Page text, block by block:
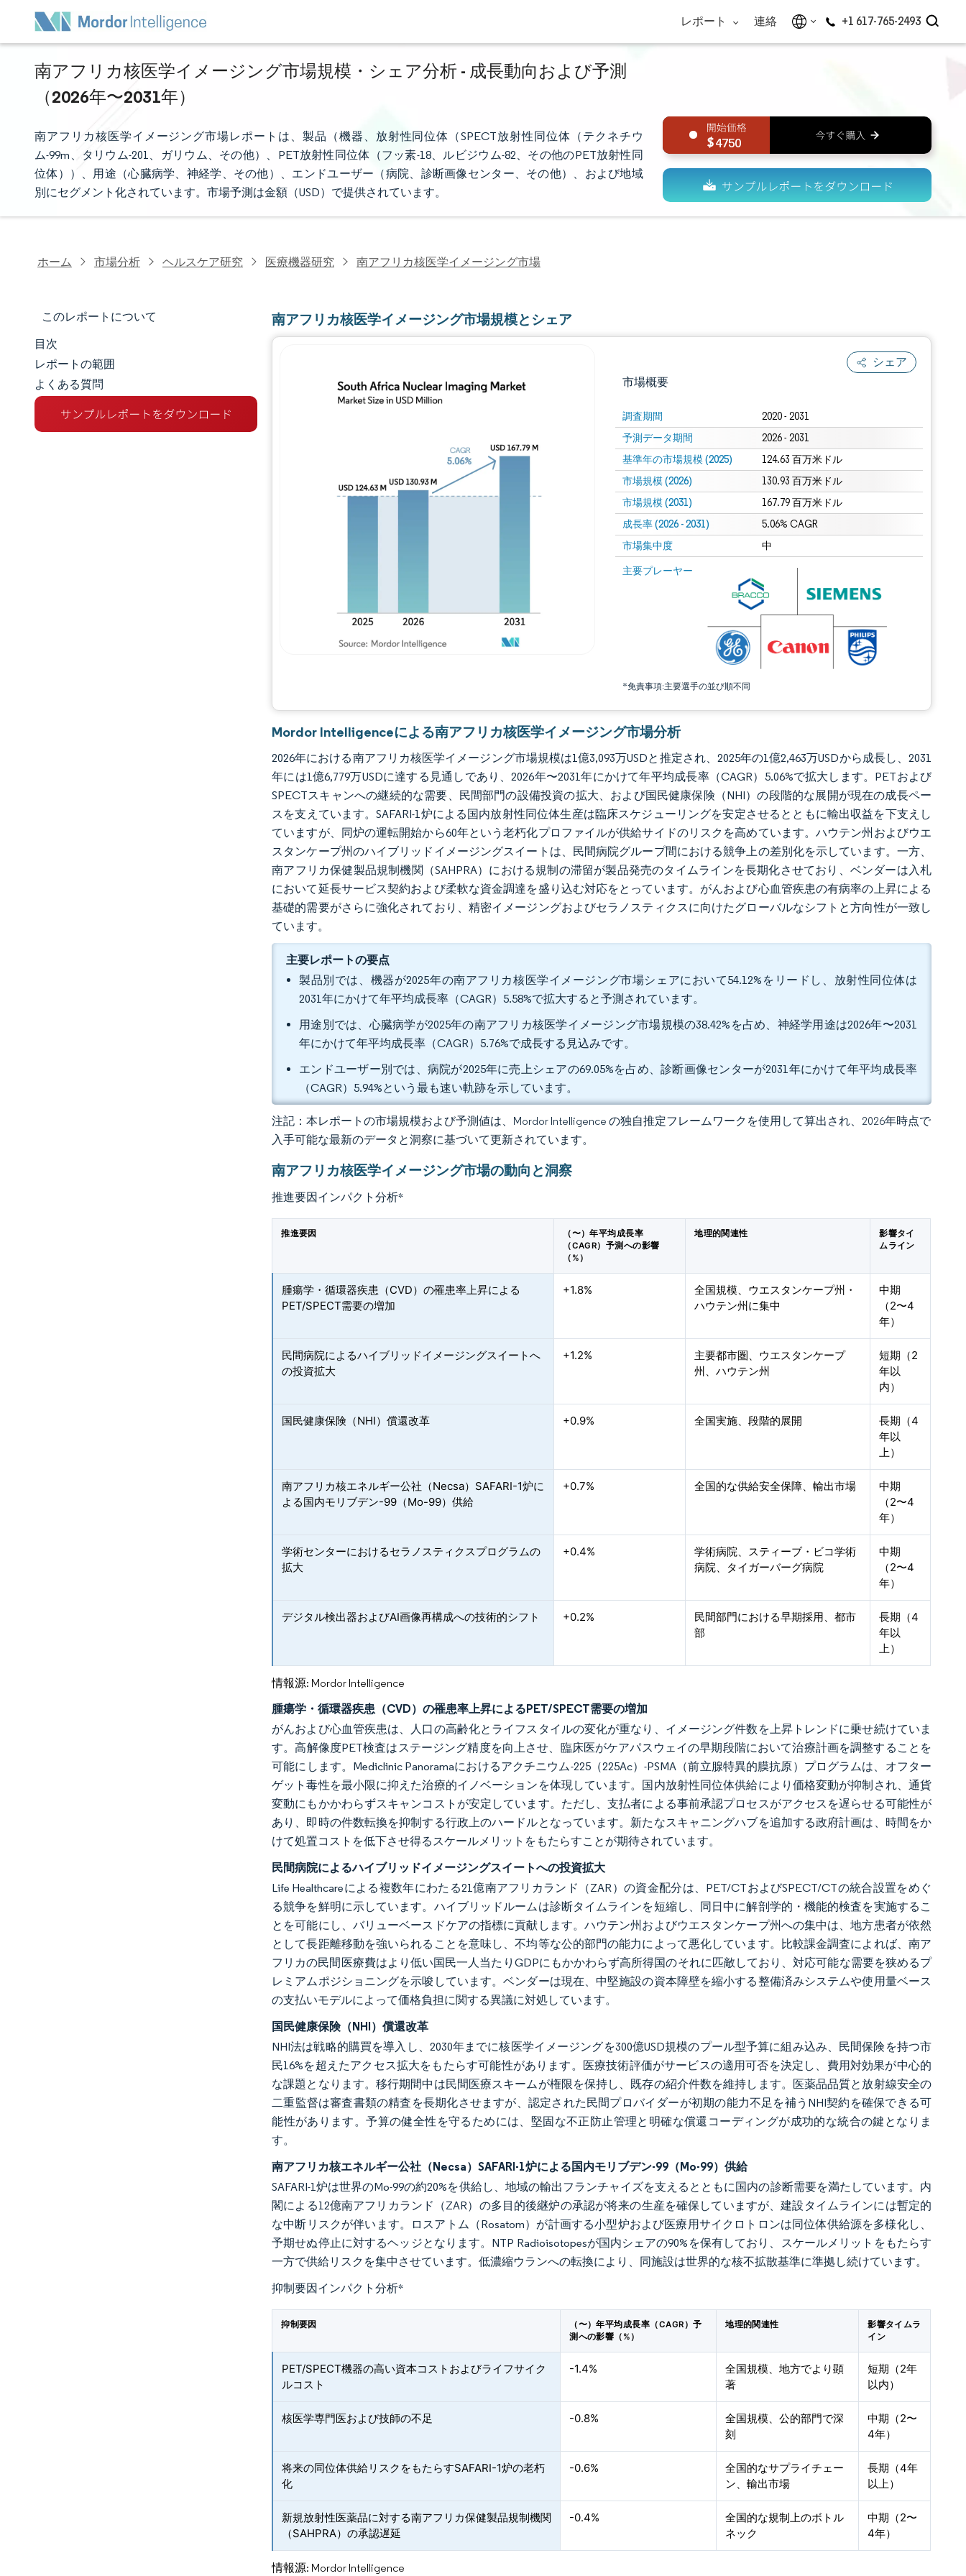
レポート 連絡 +1 617-765-2493
南アフリカ核医学イメージング市場規模・シェア分析 - 成長動向および予測
（2026年〜2031年）
南アフリカ核医学イメージング市場レポートは、製品（機器、放射性同位体（SPECT放射性同位体（テクネチウ
ム-99m、タリウム-201、ガリウム、その他）、PET放射性同位体（フッ素-18、ルビジウム-82、その他のPET放射性同
位体））、用途（心臓病学、神経学、その他）、エンドユーザー（病院、診断画像センター、その他）、および地域
別にセグメント化されています。市場予測は金額（USD）で提供されています。
4750
ホーム 市場分析 ヘルスケア研究 医療機器研究 南アフリカ核医学イメージング市場
このレポートについて
市場規模とシェア
市場分析
トレンドとインサイト
目次
レポートの範囲
よくある質問
南アフリカ核医学イメージング市場規模とシェア
シェア
市場概要
調査期間 2020 - 2031
予測データ期間 2026 - 2031
基準年の市場規模 (2025) 124.63 百万米ドル
市場規模 (2026) 130.93 百万米ドル
市場規模 (2031) 167.79 百万米ドル
成長率 (2026 - 2031) 5.06% CAGR
市場集中度 中
主要プレーヤー
*免責事項:主要選手の並び順不同
画像 © Mordor Intelligence。再利用にはCC BY 4.0の表示が必要です。
画像 © Mordor Intelligence。再利用にはCC BY 4.0の表示が必要です。
Mordor Intelligenceによる南アフリカ核医学イメージング市場分析
2026年における南アフリカ核医学イメージング市場規模は1億3,093万USDと推定され、2025年の1億2,463万USDから成長し、2031
年には1億6,779万USDに達する見通しであり、2026年〜2031年にかけて年平均成長率（CAGR）5.06%で拡大します。PETおよび
SPECTスキャンへの継続的な需要、民間部門の設備投資の拡大、および国民健康保険（NHI）の段階的な展開が現在の成長ペー
スを支えています。SAFARI-1炉による国内放射性同位体生産は臨床スケジューリングを安定させるとともに輸出収益を下支えし
ていますが、同炉の運転開始から60年という老朽化プロファイルが供給サイドのリスクを高めています。ハウテン州およびウエ
スタンケープ州のハイブリッドイメージングスイートは、民間病院グループ間における競争上の差別化を示しています。一方、
南アフリカ保健製品規制機関（SAHPRA）における規制の滞留が製品発売のタイムラインを長期化させており、ベンダーは入札
において延長サービス契約および柔軟な資金調達を盛り込む対応をとっています。がんおよび心血管疾患の有病率の上昇による
基礎的需要がさらに強化されており、精密イメージングおよびセラノスティクスに向けたグローバルなシフトと方向性が一致し
ています。
主要レポートの要点
製品別では、機器が2025年の南アフリカ核医学イメージング市場シェアにおいて54.12%をリードし、放射性同位体は
2031年にかけて年平均成長率（CAGR）5.58%で拡大すると予測されています。
用途別では、心臓病学が2025年の南アフリカ核医学イメージング市場規模の38.42%を占め、神経学用途は2026年〜2031
年にかけて年平均成長率（CAGR）5.76%で成長する見込みです。
エンドユーザー別では、病院が2025年に売上シェアの69.05%を占め、診断画像センターが2031年にかけて年平均成長率
（CAGR）5.94%という最も速い軌跡を示しています。
注記：本レポートの市場規模および予測値は、Mordor Intelligence の独自推定フレームワークを使用して算出され、2026年時点で
入手可能な最新のデータと洞察に基づいて更新されています。
南アフリカ核医学イメージング市場の動向と洞察
推進要因インパクト分析*
推進要因
（〜）年平均成長率
（CAGR）予測への影響
（%）
地理的関連性
影響タイ
ムライン
腫瘍学・循環器疾患（CVD）の罹患率上昇による
PET/SPECT需要の増加
+1.8%
全国規模、ウエスタンケープ州・
ハウテン州に集中
中期
（2〜4
年）
民間病院によるハイブリッドイメージングスイートへ
の投資拡大
+1.2%
主要都市圏、ウエスタンケープ
州、ハウテン州
短期（2
年以
内）
国民健康保険（NHI）償還改革 +0.9% 全国実施、段階的展開
長期（4
年以
上）
南アフリカ核エネルギー公社（Necsa）SAFARI-1炉に
よる国内モリブデン-99（Mo-99）供給
+0.7% 全国的な供給安全保障、輸出市場
中期
（2〜4
年）
学術センターにおけるセラノスティクスプログラムの
拡大
+0.4%
学術病院、スティーブ・ビコ学術
病院、タイガーバーグ病院
中期
（2〜4
年）
デジタル検出器およびAI画像再構成への技術的シフト +0.2%
民間部門における早期採用、都市
部
長期（4
年以
上）
情報源: Mordor Intelligence
腫瘍学・循環器疾患（CVD）の罹患率上昇によるPET/SPECT需要の増加
がんおよび心血管疾患は、人口の高齢化とライフスタイルの変化が重なり、イメージング件数を上昇トレンドに乗せ続けていま
す。高解像度PET検査はステージング精度を向上させ、臨床医がケアパスウェイの早期段階において治療計画を調整することを
可能にします。Mediclinic Panoramaにおけるアクチニウム-225（225Ac）-PSMA（前立腺特異的膜抗原）プログラムは、オフター
ゲット毒性を最小限に抑えた治療的イノベーションを体現しています。国内放射性同位体供給により価格変動が抑制され、通貨
変動にもかかわらずスキャンコストが安定しています。ただし、支払者による事前承認プロセスがアクセスを遅らせる可能性が
あり、即時の件数転換を抑制する行政上のハードルとなっています。新たなスキャニングハブを追加する政府計画は、時間をか
けて処置コストを低下させ得るスケールメリットをもたらすことが期待されています。
民間病院によるハイブリッドイメージングスイートへの投資拡大
Life Healthcareによる複数年にわたる21億南アフリカランド（ZAR）の資金配分は、PET/CTおよびSPECT/CTの統合設置をめぐ
る競争を鮮明に示しています。ハイブリッドルームは診断タイムラインを短縮し、同日中に解剖学的・機能的検査を実施するこ
とを可能にし、バリューベースドケアの指標に貢献します。ハウテン州およびウエスタンケープ州への集中は、地方患者が依然
として長距離移動を強いられることを意味し、不均等な公的部門の能力によって悪化しています。比較課金調査によれば、南ア
フリカの民間医療費はより低い国民一人当たりGDPにもかかわらず高所得国のそれに匹敵しており、対応可能な需要を狭めるプ
レミアムポジショニングを示唆しています。ベンダーは現在、中堅施設の資本障壁を縮小する整備済みシステムや使用量ベース
の支払いモデルによって価格負担に関する異議に対処しています。
国民健康保険（NHI）償還改革
NHI法は戦略的購買を導入し、2030年までに核医学イメージングを300億USD規模のプール型予算に組み込み、民間保険を持つ市
民16%を超えたアクセス拡大をもたらす可能性があります。医療技術評価がサービスの適用可否を決定し、費用対効果が中心的
な課題となります。移行期間中は民間医療スキームが権限を保持し、既存の紹介件数を維持します。医薬品品質と放射線安全の
二重監督は審査書類の精査を長期化させますが、認定された民間プロバイダーが初期の能力不足を補うNHI契約を確保できる可
能性があります。予算の健全性を守るためには、堅固な不正防止管理と明確な償還コーディングが成功的な統合の鍵となりま
す。
南アフリカ核エネルギー公社（Necsa）SAFARI-1炉による国内モリブデン-99（Mo-99）供給
SAFARI-1炉は世界のMo-99の約20%を供給し、地域の輸出フランチャイズを支えるとともに国内の診断需要を満たしています。内
閣による12億南アフリカランド（ZAR）の多目的後継炉の承認が将来の生産を確保していますが、建設タイムラインには暫定的
な中断リスクが伴います。ロスアトム（Rosatom）が計画する小型炉および医療用サイクロトロンは同位体供給源を多様化し、
予期せぬ停止に対するヘッジとなります。NTP Radioisotopesが国内シェアの90%を保有しており、スケールメリットをもたらす
一方で供給リスクを集中させています。低濃縮ウランへの転換により、同施設は世界的な核不拡散基準に準拠し続けています。
抑制要因インパクト分析*
抑制要因
（〜）年平均成長率（CAGR）予
測への影響（%）
地理的関連性
影響タイムラ
イン
PET/SPECT機器の高い資本コストおよびライフサイク
ルコスト
-1.4%
全国規模、地方でより顕
著
短期（2年
以内）
核医学専門医および技師の不足 -0.8%
全国規模、公的部門で深
刻
中期（2〜
4年）
将来の同位体供給リスクをもたらすSAFARI-1炉の老朽
化
-0.6%
全国的なサプライチェー
ン、輸出市場
長期（4年
以上）
新規放射性医薬品に対する南アフリカ保健製品規制機関
（SAHPRA）の承認遅延
-0.4%
全国的な規制上のボトル
ネック
中期（2〜
4年）
情報源: Mordor Intelligence